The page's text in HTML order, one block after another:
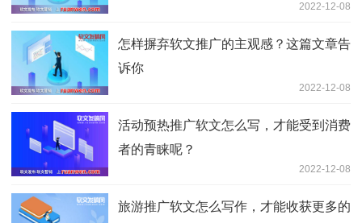
2022-12-08
怎样摒弃软文推广的主观感？这篇文章告
诉你
2022-12-08
活动预热推广软文怎么写，才能受到消费
者的青睐呢？
2022-12-08
旅游推广软文怎么写作，才能收获更多的